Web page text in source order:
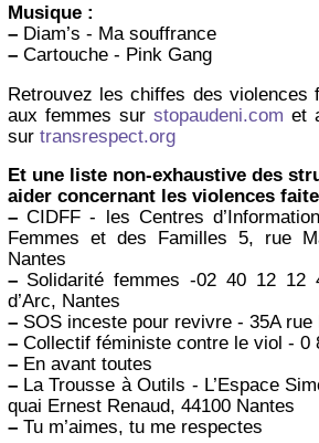
Musique :
–Diam’s - Ma souffrance
–Cartouche - Pink Gang
Retrouvez les chiffes des violences
aux femmes sur stopaudeni.com et
sur transrespect.org
Et une liste non-exhaustive des
aider concernant les violences
–CIDFF - les Centres
Femmes et des Familles 5, rue
Nantes
–Solidarité femmes -02 40 12 12
d’Arc, Nantes
–SOS inceste pour revivre - 35A rue
–Collectif féministe contre le viol - 0
–En avant toutes
–La Trousse à Outils - L’Espace
quai Ernest Renaud, 44100 Nantes
–Tu m’aimes, tu me respectes